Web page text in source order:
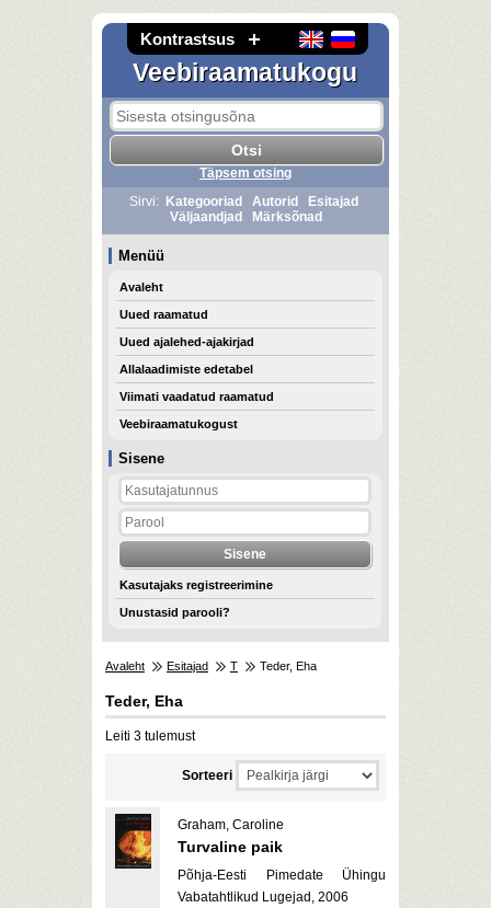
Kontrastsus
Veebiraamatukogu
Sisene
Kasutajaks registreerimine
Unustasid parooli?
Täpsem otsing
Sirvi:
Kategooriad Autorid
Esitajad
Väljaandjad
Märksõnad
Menüü
Avaleht
Uued raamatud
Uued ajalehed-ajakirjad
Allalaadimiste edetabel
Viimati vaadatud raamatud
Veebiraamatukogust
Avaleht Esitajad T Teder, Eha
Teder, Eha
Leiti 3 tulemust
Sorteeri
Graham, Caroline
Turvaline paik
Põhja-Eesti Pimedate Ühingu
Vabatahtlikud Lugejad, 2006